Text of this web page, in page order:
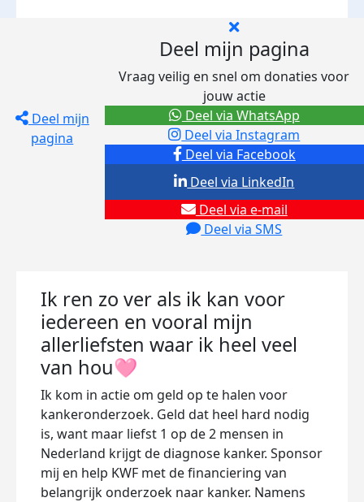
Deel mijn
pagina
Deel mijn pagina
Vraag veilig en snel om donaties voor
jouw actie
Deel via Facebook
Deel via Instagram
Deel via e-mail
Deel via SMS
Deel via LinkedIn
Deel via WhatsApp
Ik ren zo ver als ik kan voor
iedereen en vooral mijn
allerliefsten waar ik heel veel
van hou🩷
Ik kom in actie om geld op te halen voor
kankeronderzoek. Geld dat heel hard nodig
is, want maar liefst 1 op de 2 mensen in
Nederland krijgt de diagnose kanker. Sponsor
mij en help KWF met de financiering van
belangrijk onderzoek naar kanker. Namens